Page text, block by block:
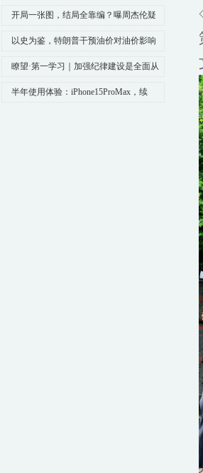
有限公司价格行情
开局一张图，结局全靠编？曝周杰伦疑
似在澳门输了20亿
以史为鉴，特朗普干预油价对油价影响
几何？【付鹏说25】
瞭望·第一学习｜加强纪律建设是全面从
严治党的治本之策
半年使用体验：iPhone15ProMax，续